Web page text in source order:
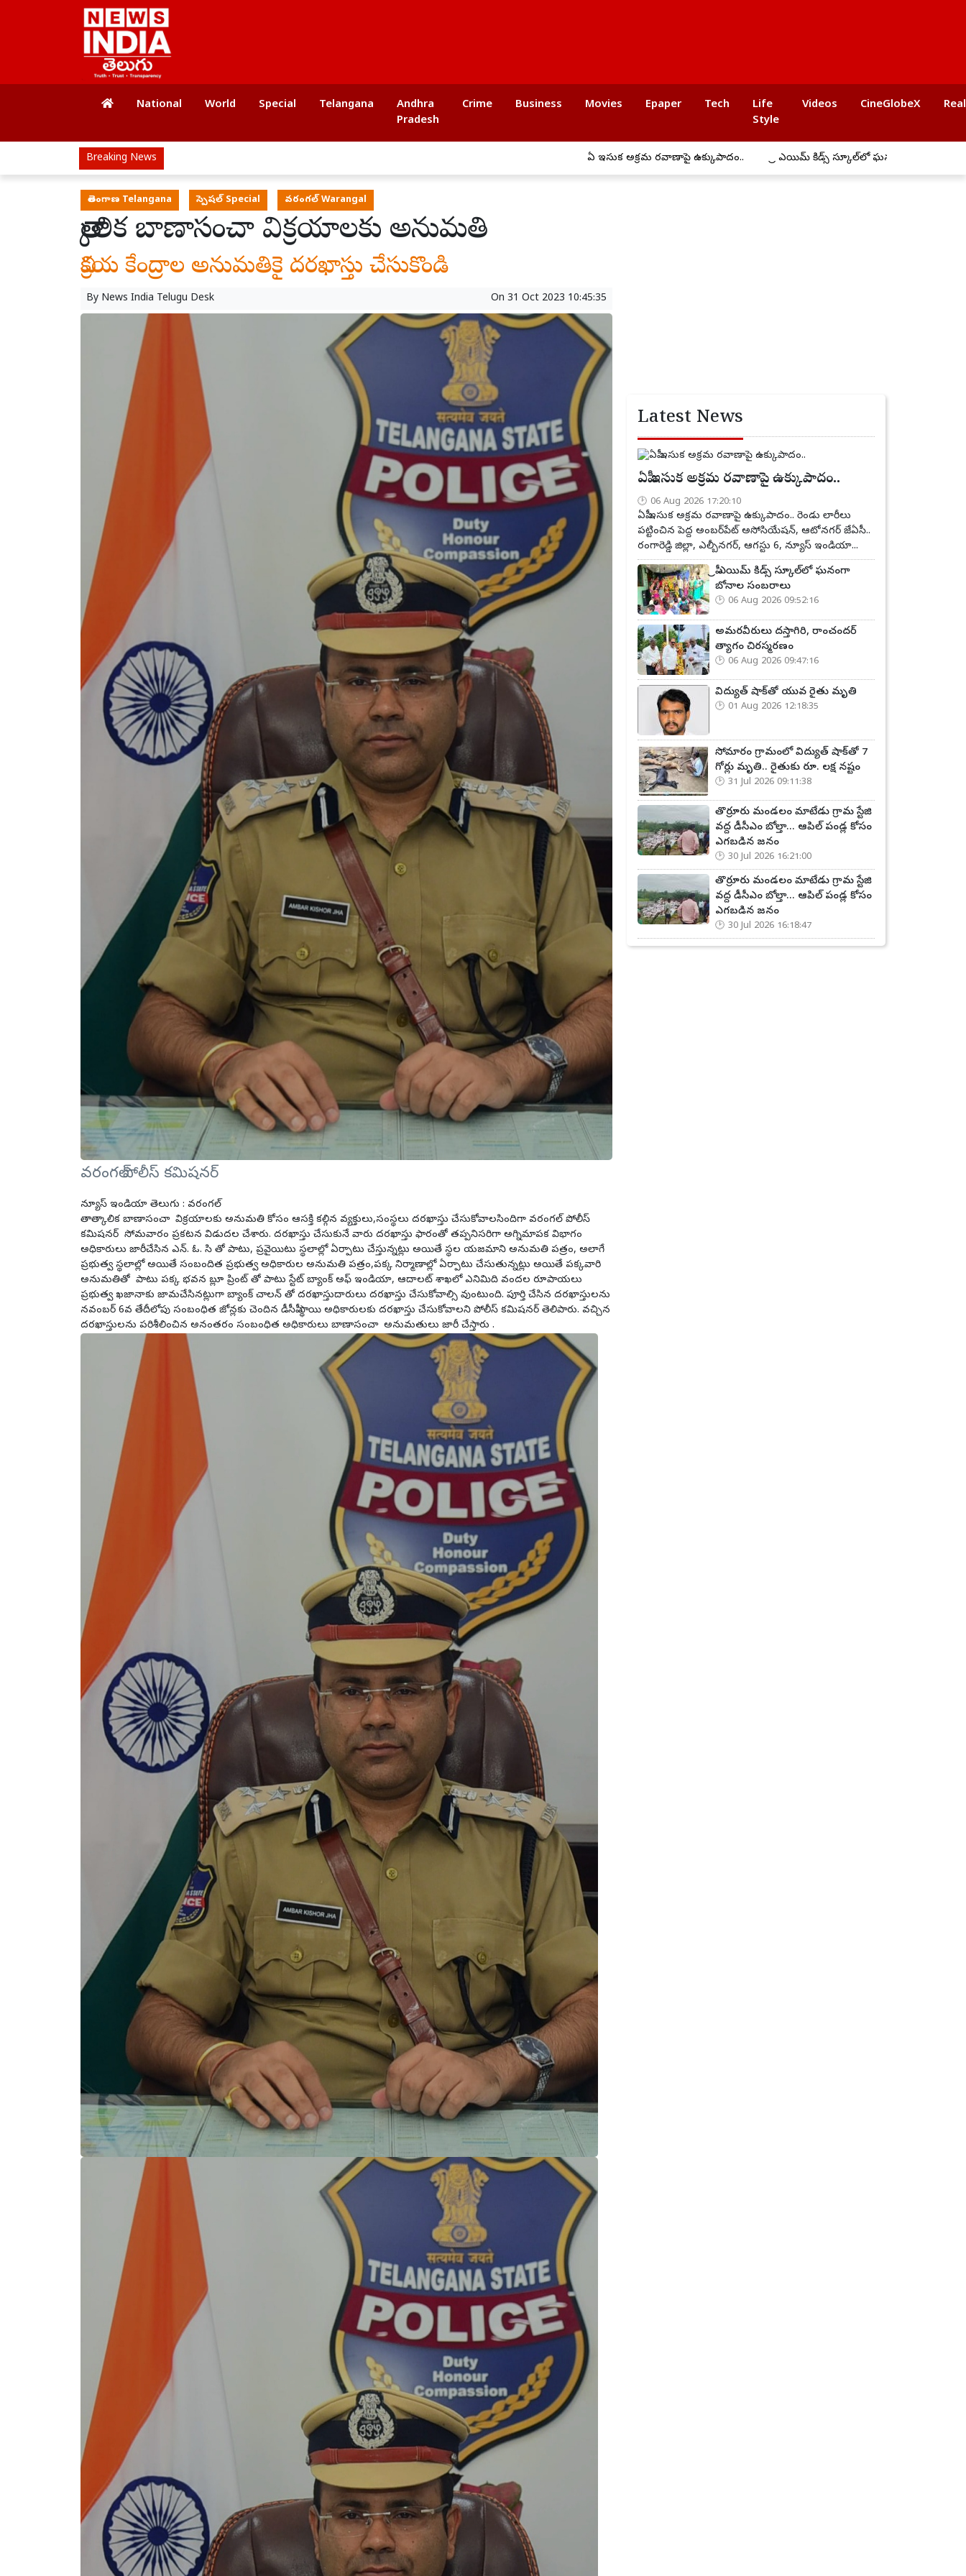
National World Special Telangana
Andhra
Pradesh
Crime Business Movies Epaper Tech
Life
Style
Videos CineGlobeX
Breaking News ఏపీ ఇసుక అక్రమ రవాణాపై ఉక్కుపాదం.. ప్రీ ఎయిమ్ కిడ్స్ స్కూల్‌లో ఘనంగా బోనాల సంబరాలు
తెలంగాణ Telangana స్పెషల్ Special వరంగల్ Warangal
తాత్కాలిక బాణాసంచా విక్రయాలకు అనుమతి
విక్రయ కేంద్రాల అనుమతికై దరఖాస్తు చేసుకొండి
By News India Telugu Desk On 31 Oct 2023 10:45:35
వరంగల్ పోలీస్ కమిషనర్
న్యూస్ ఇండియా తెలుగు : వరంగల్
తాత్కాలిక బాణాసంచా విక్రయాలకు అనుమతి కోసం ఆసక్తి కల్గిన వ్యక్తులు,సంస్థలు దరఖాస్తు చేసుకోవాలసిందిగా వరంగల్ పోలీస్
కమిషనర్ సోమవారం ప్రకటన విడుదల చేశారు. దరఖాస్తు చేసుకునే వారు దరఖాస్తు ఫారంతో తప్పనిసరిగా అగ్నిమాపక విభాగం
అధికారులు జారీచేసిన ఎన్. ఓ. సి తో పాటు, ప్రవైయిటు స్థలాల్లో ఏర్పాటు చేస్తున్నట్లు అయితే స్థల యజమాని అనుమతి పత్రం, అలాగే
ప్రభుత్వ స్థలాల్లో అయితే సంబందిత ప్రభుత్వ అధికారుల అనుమతి పత్రం,పక్క నిర్మాణాల్లో ఏర్పాటు చేసుతున్నట్లు అయితే పక్కవారి
అనుమతితో పాటు పక్క భవన బ్లూ ప్రింట్ తో పాటు స్టేట్ బ్యాంక్ అఫ్ ఇండియా, ఆదాలట్ శాఖలో ఎనిమిది వందల రూపాయలు
ప్రభుత్వ ఖజానాకు జామచేసినట్లుగా బ్యాంక్ చాలన్ తో దరఖాస్తుదారులు దరఖాస్తు చేసుకోవాల్సి వుంటుంది. పూర్తి చేసిన దరఖాస్తులను
నవంబర్ 6వ తేదీలోపు సంబంధిత జోన్లకు చెందిన డీసీపీ స్థాయి అధికారులకు దరఖాస్తు చేసుకోవాలని పోలీస్ కమిషనర్ తెలిపారు. వచ్చిన
దరఖాస్తులను పరిశీలించిన అనంతరం సంబంధిత అధికారులు బాణాసంచా అనుమతులు జారీ చేస్తారు .
Latest News
ఏపీ ఇసుక అక్రమ రవాణాపై ఉక్కుపాదం..
06 Aug 2026 17:20:10
ఏపీ ఇసుక అక్రమ రవాణాపై ఉక్కుపాదం.. రెండు లారీలు
పట్టించిన పెద్ద అంబర్‌పేట్ అసోసియేషన్, ఆటోనగర్ జేఏసీ..
రంగారెడ్డి జిల్లా, ఎల్బీనగర్, ఆగస్టు 6, న్యూస్ ఇండియా...
ప్రీ ఎయిమ్ కిడ్స్ స్కూల్‌లో ఘనంగా
బోనాల సంబరాలు
06 Aug 2026 09:52:16
అమరవీరులు దస్తాగిరి, రాంచందర్
త్యాగం చిరస్మరణం
06 Aug 2026 09:47:16
విద్యుత్ షాక్‌తో యువ రైతు మృతి
01 Aug 2026 12:18:35
సోమారం గ్రామంలో విద్యుత్ షాక్‌తో 7
గోర్లు మృతి.. రైతుకు రూ. లక్ష నష్టం
31 Jul 2026 09:11:38
తొర్రూరు మండలం మాటేడు గ్రామ స్టేజి
వద్ద డీసీఎం బోల్తా... ఆపిల్ పండ్ల కోసం
ఎగబడిన జనం
30 Jul 2026 16:21:00
తొర్రూరు మండలం మాటేడు గ్రామ స్టేజి
వద్ద డీసీఎం బోల్తా... ఆపిల్ పండ్ల కోసం
ఎగబడిన జనం
30 Jul 2026 16:18:47